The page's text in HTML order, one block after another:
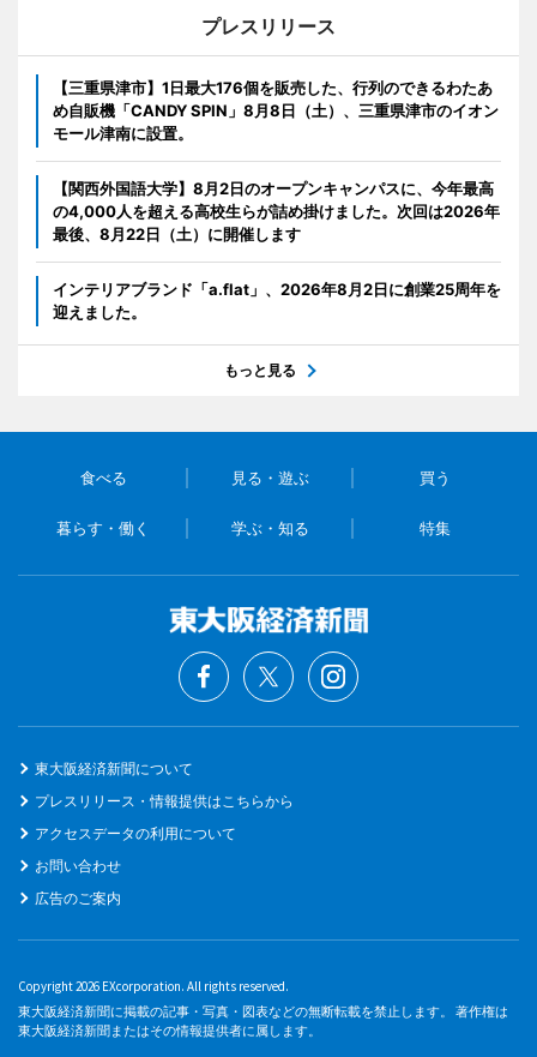
プレスリリース
【三重県津市】1日最大176個を販売した、行列のできるわたあ
め自販機「CANDY SPIN」8月8日（土）、三重県津市のイオン
モール津南に設置。
【関西外国語大学】8月2日のオープンキャンパスに、今年最高
の4,000人を超える高校生らが詰め掛けました。次回は2026年
最後、8月22日（土）に開催します
インテリアブランド「a.flat」、2026年8月2日に創業25周年を
迎えました。
もっと見る
食べる 見る・遊ぶ 買う
暮らす・働く 学ぶ・知る 特集
東大阪経済新聞について
プレスリリース・情報提供はこちらから
アクセスデータの利用について
お問い合わせ
広告のご案内
Copyright 2026 EXcorporation. All rights reserved.
東大阪経済新聞に掲載の記事・写真・図表などの無断転載を禁止します。 著作権は
東大阪経済新聞またはその情報提供者に属します。